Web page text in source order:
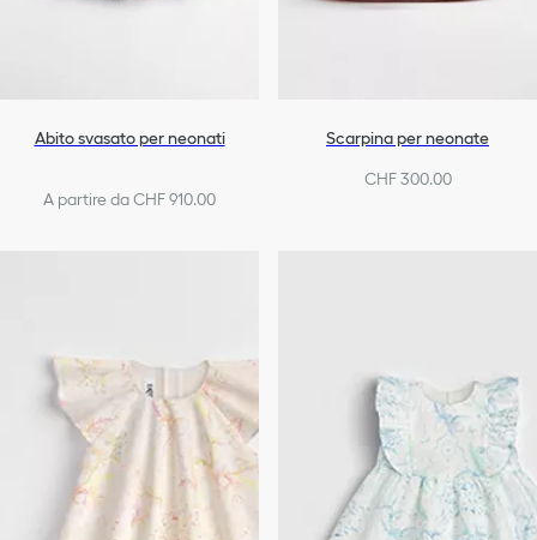
Abito svasato per neonati
A partire da CHF 910.00
Scarpina per neonate
CHF 300.00